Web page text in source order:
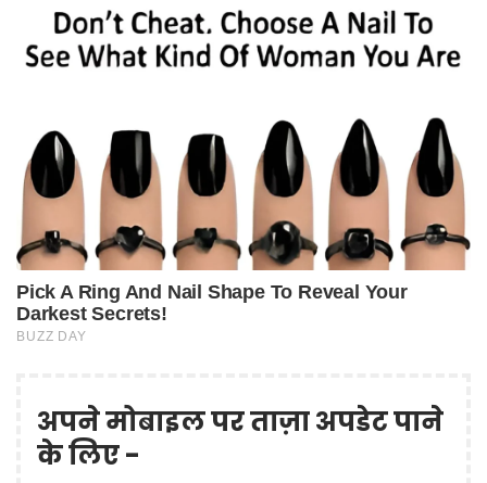
अपने मोबाइल पर ताज़ा अपडेट पाने
के लिए -